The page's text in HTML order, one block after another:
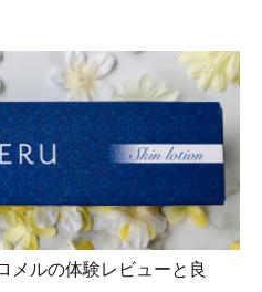
メルの体験レビューと良